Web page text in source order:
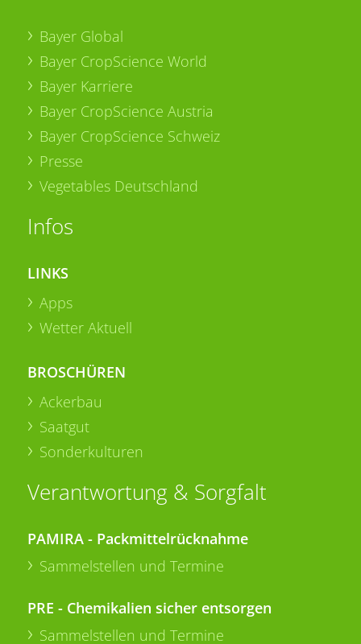
Bayer Global
Bayer CropScience World
Bayer Karriere
Bayer CropScience Austria
Bayer CropScience Schweiz
Presse
Vegetables Deutschland
Infos
LINKS
Apps
Wetter Aktuell
BROSCHÜREN
Ackerbau
Saatgut
Sonderkulturen
Verantwortung & Sorgfalt
PAMIRA - Packmittelrücknahme
Sammelstellen und Termine
PRE - Chemikalien sicher entsorgen
Sammelstellen und Termine